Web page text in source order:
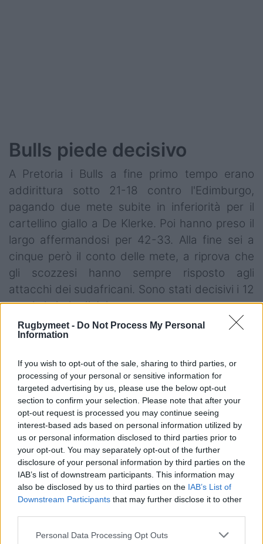
Rugbymeet - Do Not Process My Personal
Information
If you wish to opt-out of the sale, sharing to third parties, or
processing of your personal or sensitive information for
targeted advertising by us, please use the below opt-out
section to confirm your selection. Please note that after your
opt-out request is processed you may continue seeing
interest-based ads based on personal information utilized by
us or personal information disclosed to third parties prior to
your opt-out. You may separately opt-out of the further
disclosure of your personal information by third parties on the
IAB’s list of downstream participants. This information may
also be disclosed by us to third parties on the IAB’s List of
Downstream Participants that may further disclose it to other
Personal Data Processing Opt Outs
Bulls piede decisivo
A Pretoria i Bulls a fine primo tempo erano
addirittura sotto 21-18 contro l'Edimburgo,
pagando due mete subite in inferiorità per il
cartellino giallo a De Klerke. Poi hanno preso il
largo affermandosi per 42-33. Alla fine sei a
cinque però il conto delle mete, a riprova che
gli scozzesi hanno sempre risposto agli
attacchi dei sudafricani. Sono stati decisivi i 12
punti al piede di Johannes.
> Il quadro delle semifinali
<